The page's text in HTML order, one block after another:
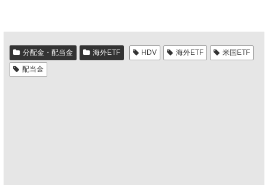
分配金・配当金 海外ETF HDV 海外ETF
米国ETF
配当金